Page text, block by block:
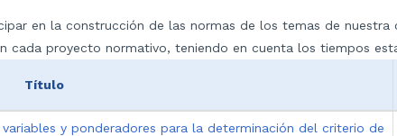
en la construcción de las normas de los temas de nuestra
cada proyecto normativo, teniendo en cuenta los tiempos
Título
y ponderadores para la determinación del criterio de